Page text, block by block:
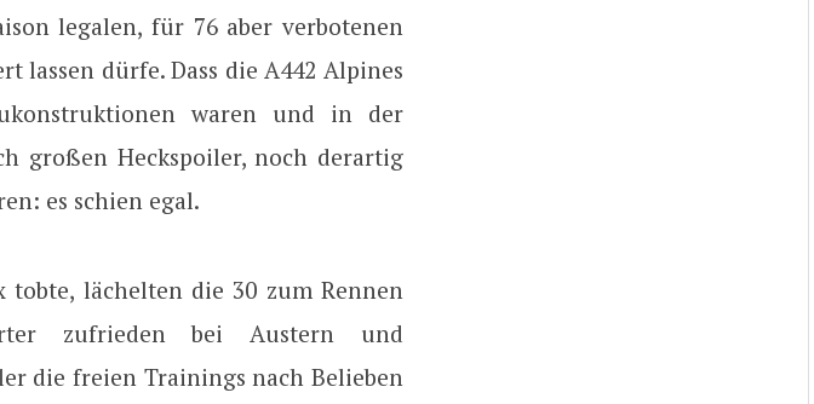
legalen, für 76 aber verbotenen
lassen dürfe. Dass die A442 Alpines
waren und in der
großen Heckspoiler, noch derartig
es schien egal.
lächelten die 30 zum Rennen
zufrieden bei Austern und
die freien Trainings nach Belieben